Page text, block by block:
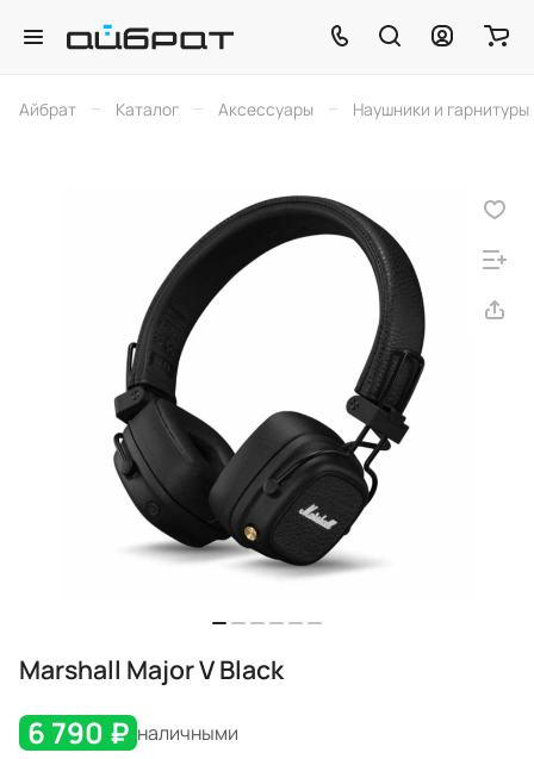
Айбрат – Каталог – Аксессуары – Наушники и гарнитуры
Marshall Major V Black
6 790 ₽ наличными